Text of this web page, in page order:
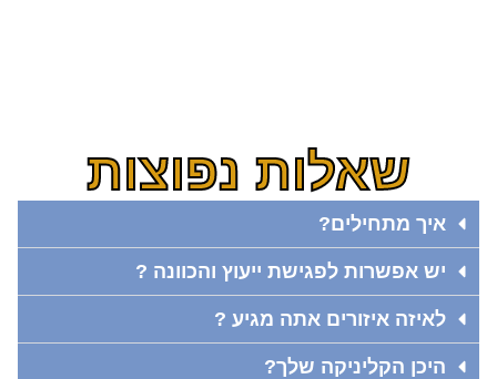
שאלות נפוצות
איך מתחילים?
יש אפשרות לפגישת ייעוץ והכוונה ?
לאיזה איזורים אתה מגיע ?
היכן הקליניקה שלך?